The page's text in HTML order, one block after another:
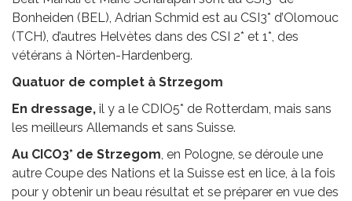
Bonheiden (BEL), Adrian Schmid est au CSI3* d’Olomouc
(TCH), d’autres Helvètes dans des CSI 2* et 1*, des
vétérans à Nörten-Hardenberg.
Quatuor de complet à Strzegom
En dressage, il y a le CDIO5* de Rotterdam, mais sans
les meilleurs Allemands et sans Suisse.
Au CICO3* de Strzegom, en Pologne, se déroule une
autre Coupe des Nations et la Suisse est en lice, à la fois
pour y obtenir un beau résultat et se préparer en vue des